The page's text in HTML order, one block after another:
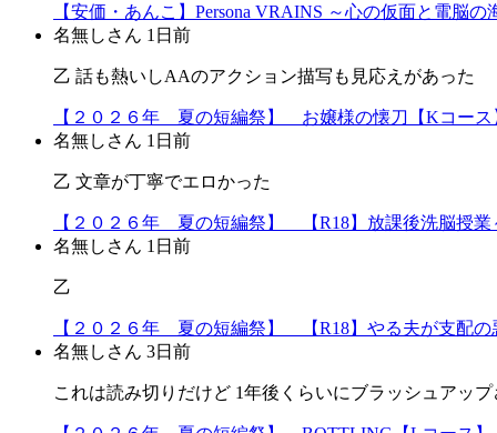
【安価・あんこ】Persona VRAINS ～心の仮面と電
名無しさん 1日前
乙 話も熱いしAAのアクション描写も見応えがあった
【２０２６年 夏の短編祭】 お嬢様の懐刀【Kコース
名無しさん 1日前
乙 文章が丁寧でエロかった
【２０２６年 夏の短編祭】 【R18】放課後洗脳授
名無しさん 1日前
乙
【２０２６年 夏の短編祭】 【R18】やる夫が支配の
名無しさん 3日前
これは読み切りだけど 1年後くらいにブラッシュアッ